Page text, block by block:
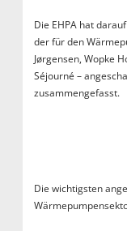
Die EHPA hat
der für den
Jørgensen, Wopke
Séjourné –
zusammengefasst.
Die wichtigsten